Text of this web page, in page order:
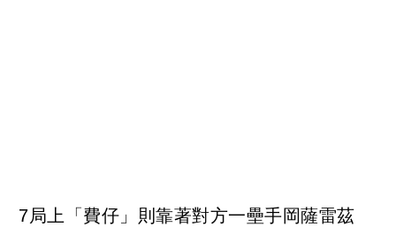
7局上「費仔」則靠著對方一壘手岡薩雷茲